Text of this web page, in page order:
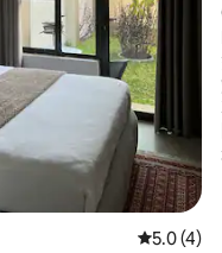
評分（滿分 5 分）
從 4 則評
5.0 (4)